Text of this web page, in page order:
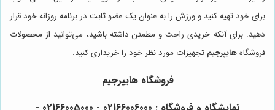
برای خود تهیه کنید و ورزش را به عنوان یک عضو ثابت در برنامه روزانه خود قرار
دهید. برای آنکه خریدی راحت و مطمئن داشته باشید، می‌توانید از محصولات
فروشگاههایپرجیم تجهیزات مورد نظر خود را خریداری کنید.
فروشگاههایپرجیم